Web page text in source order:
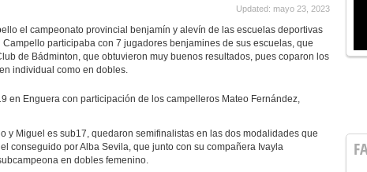
Updated: mayo 23, 2023
el campeonato provincial benjamín y alevín de las escuelas deportivas
participaba con 7 jugadores benjamines de sus escuelas, que
de Bádminton, que obtuvieron muy buenos resultados, pues coparon los
individual como en dobles.
en Enguera con participación de los campelleros Mateo Fernández,
y Miguel es sub17, quedaron semifinalistas en las dos modalidades que
conseguido por Alba Sevila, que junto con su compañera Ivayla
en dobles femenino.